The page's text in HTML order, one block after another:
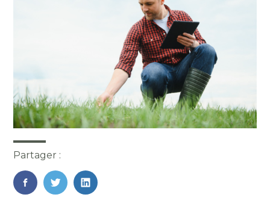
Partager :
FaceBook
TwitterLinkedIn